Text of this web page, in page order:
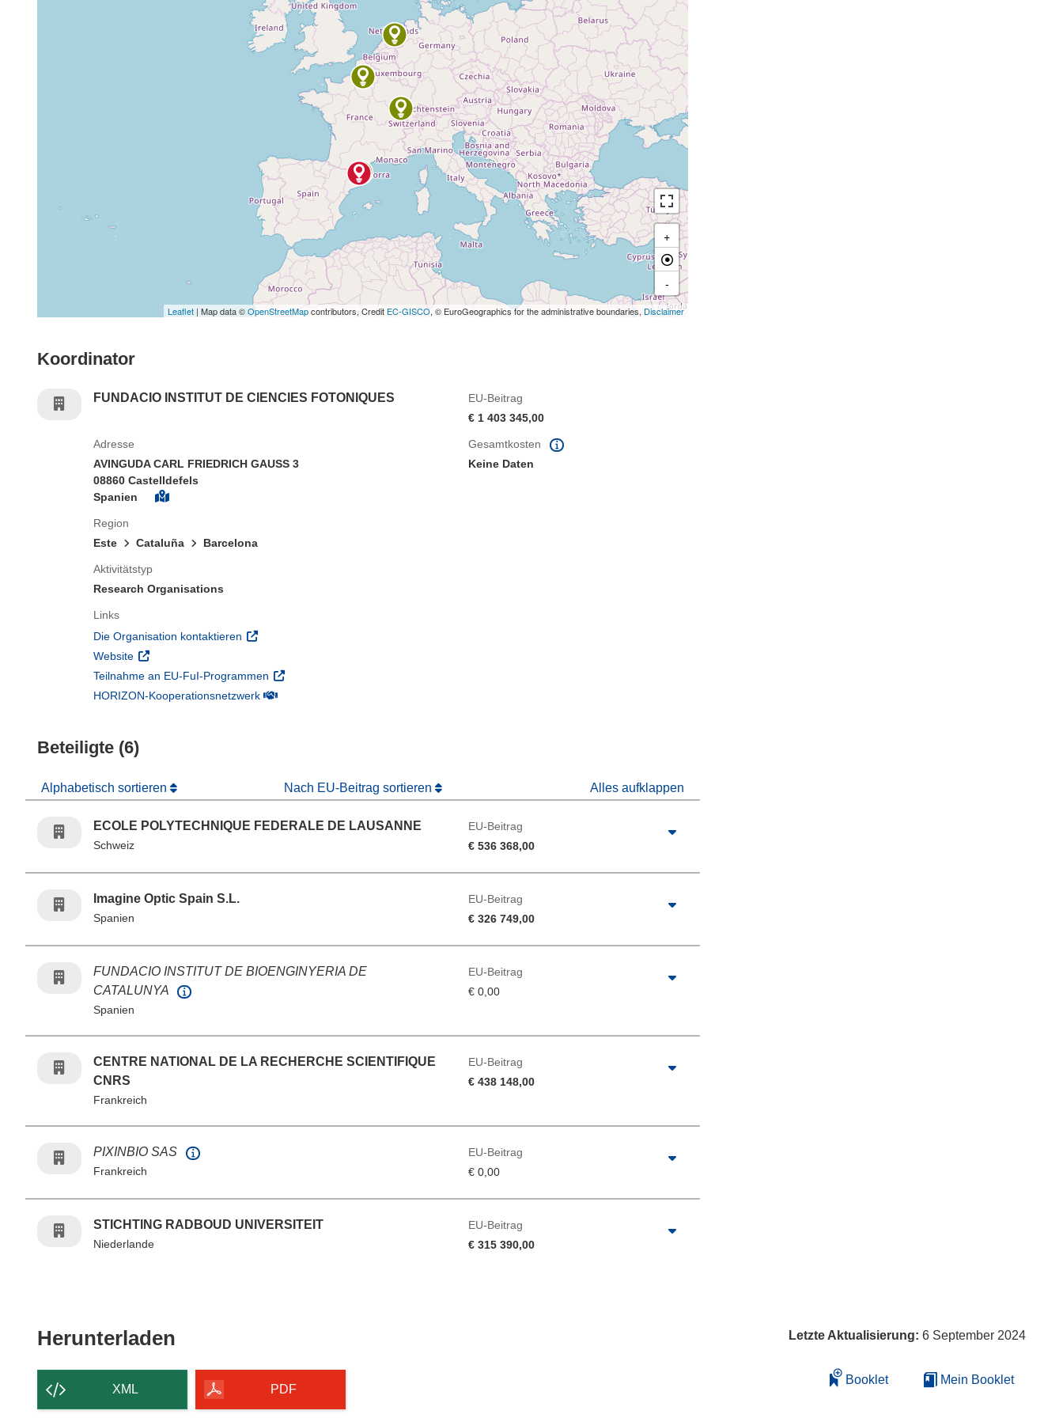
+
-
Leaflet | Map data ©OpenStreetMapcontributors, Credit EC-GISCO, © EuroGeographics for the administrative boundaries, Disclaimer
Koordinator
FUNDACIO INSTITUT DE CIENCIES FOTONIQUES
EU-Beitrag
€ 1 403 345,00
Adresse
AVINGUDA CARL FRIEDRICH GAUSS 3
08860 Castelldefels
Spanien
Region
Este
Cataluña Barcelona
Aktivitätstyp
Research Organisations
Links
Die Organisation kontaktieren (öffnet in neuem Fenster)
Website (öffnet in neuem Fenster)
Teilnahme an EU-FuI-Programmen (öffnet in neuem Fenster)
HORIZON-Kooperationsnetzwerk(öffnet in neuem Fenster)
Gesamtkosten
Keine Daten
Beteiligte (6)
Alphabetisch sortieren Nach EU-Beitrag sortieren Alles aufklappen
ECOLE POLYTECHNIQUE FEDERALE DE LAUSANNE
Schweiz
EU-Beitrag
€ 536 368,00
Imagine Optic Spain S.L.
Spanien
EU-Beitrag
€ 326 749,00
FUNDACIO INSTITUT DE BIOENGINYERIA DE
CATALUNYA
Spanien
EU-Beitrag
€ 0,00
CENTRE NATIONAL DE LA RECHERCHE SCIENTIFIQUE
CNRS
Frankreich
EU-Beitrag
€ 438 148,00
PIXINBIO SAS
Frankreich
EU-Beitrag
€ 0,00
STICHTING RADBOUD UNIVERSITEIT
Niederlande
EU-Beitrag
€ 315 390,00
Herunterladen
XML PDF
Letzte Aktualisierung: 6 September 2024
Booklet Mein Booklet